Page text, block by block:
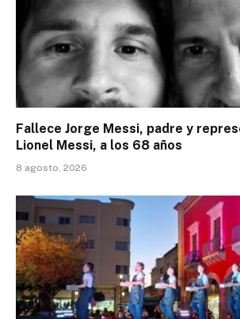
Fallece Jorge Messi, padre y
Lionel Messi, a los 68 años
8 agosto, 2026